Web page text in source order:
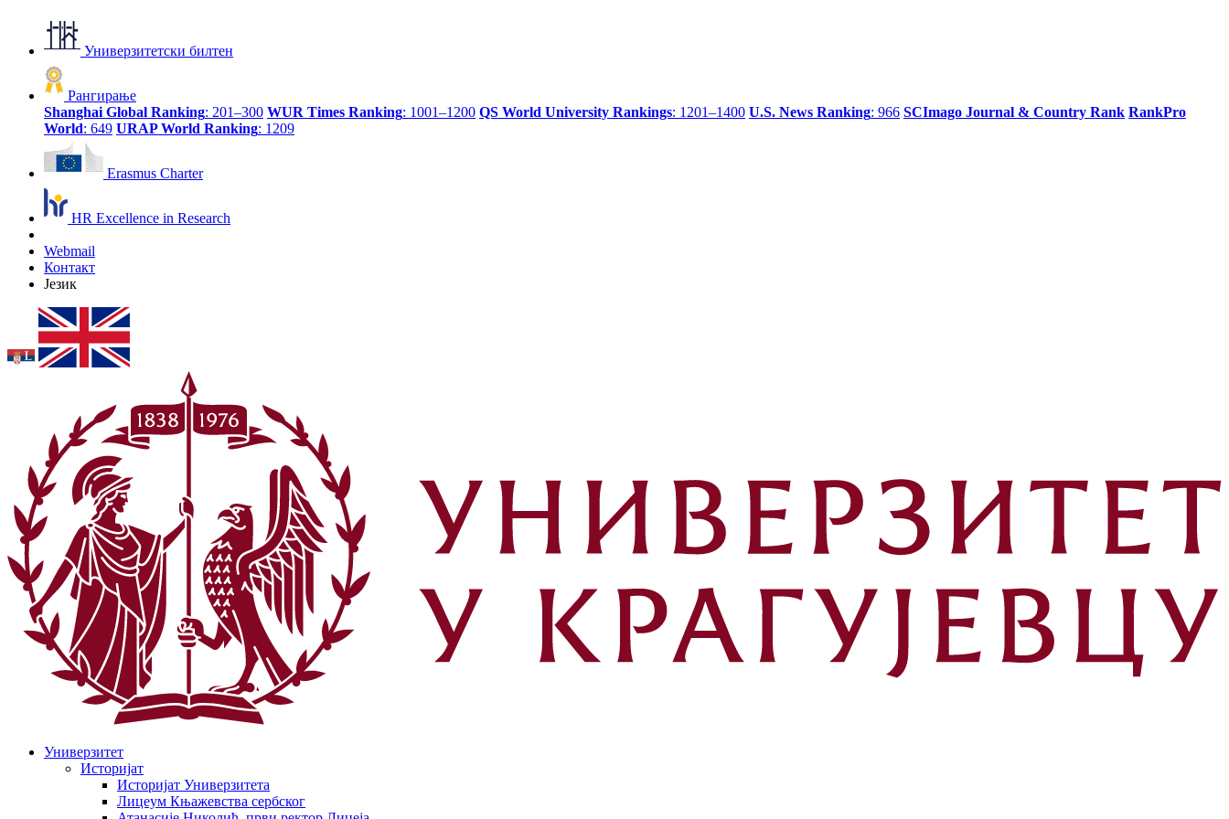
Универзитетски билтен
Рангирање
Shanghai Global Ranking: 201–300 WUR Times Ranking: 1001–1200 QS World University Rankings: 1201–1400 U.S. News Ranking: 966 SCImago Journal & Country Rank RankPro
World: 649 URAP World Ranking: 1209
Erasmus Charter
HR Excellence in Research
Webmail
Контакт
Језик
Универзитет
Историјат
Историјат Универзитета
Лицеум Књажевства сербског